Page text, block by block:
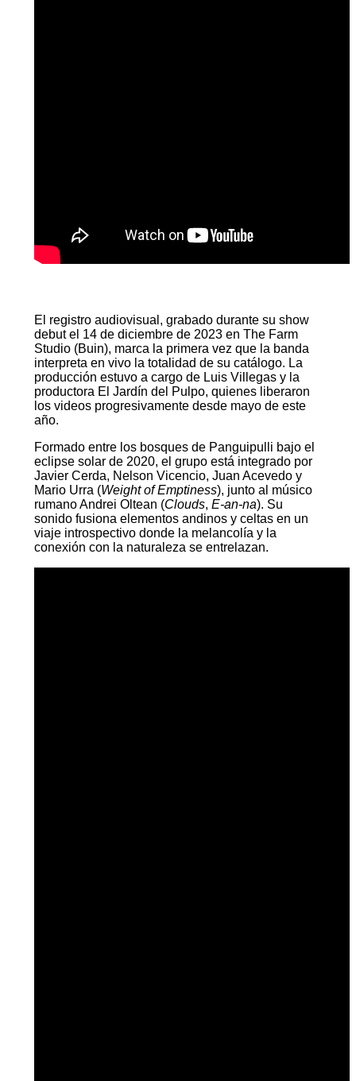
El registro audiovisual, grabado durante su show
debut el 14 de diciembre de 2023 en The Farm
Studio (Buin), marca la primera vez que la banda
interpreta en vivo la totalidad de su catálogo. La
producción estuvo a cargo de Luis Villegas y la
productora El Jardín del Pulpo, quienes liberaron
los videos progresivamente desde mayo de este
año.
Formado entre los bosques de Panguipulli bajo el
eclipse solar de 2020, el grupo está integrado por
Javier Cerda, Nelson Vicencio, Juan Acevedo y
Mario Urra (Weight of Emptiness), junto al músico
rumano Andrei Oltean (Clouds, E-an-na). Su
sonido fusiona elementos andinos y celtas en un
viaje introspectivo donde la melancolía y la
conexión con la naturaleza se entrelazan.